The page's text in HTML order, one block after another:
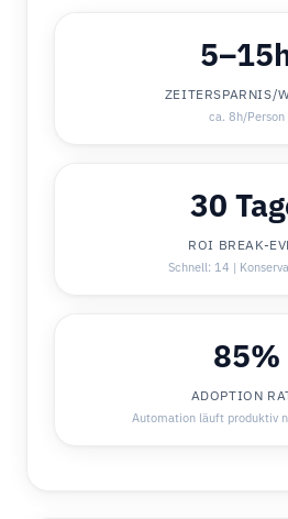
ZEITERSPARNIS/
ca. 8h/Person
30
ROI BREAK-
Schnell: 14 |
85%
ADOPTION
Automation läuft produktiv